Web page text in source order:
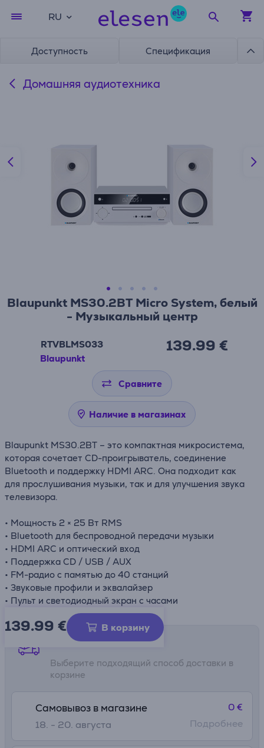
RU
Доступность Спецификация
Домашняя аудиотехника
Blaupunkt MS30.2BT Micro System, белый
- Музыкальный центр
RTVBLMS033
Blaupunkt
139.99 €
Сравните
Наличие в магазинах
Blaupunkt MS30.2BT – это компактная микросистема,
которая сочетает CD-проигрыватель, соединение
Bluetooth и поддержку HDMI ARC. Она подходит как
для прослушивания музыки, так и для улучшения звука
телевизора.
• Мощность 2 × 25 Вт RMS
• Bluetooth для беспроводной передачи музыки
• HDMI ARC и оптический вход
• Поддержка CD / USB / AUX
• FM-радио с памятью до 40 станций
• Звуковые профили и эквалайзер
• Пульт и светодиодный экран с часами
139.99 € В корзину
Способы доставки
Выберите подходящий способ доставки в
корзине
Самовывоз в магазине
18. - 20. августа
0 €
Подробнее